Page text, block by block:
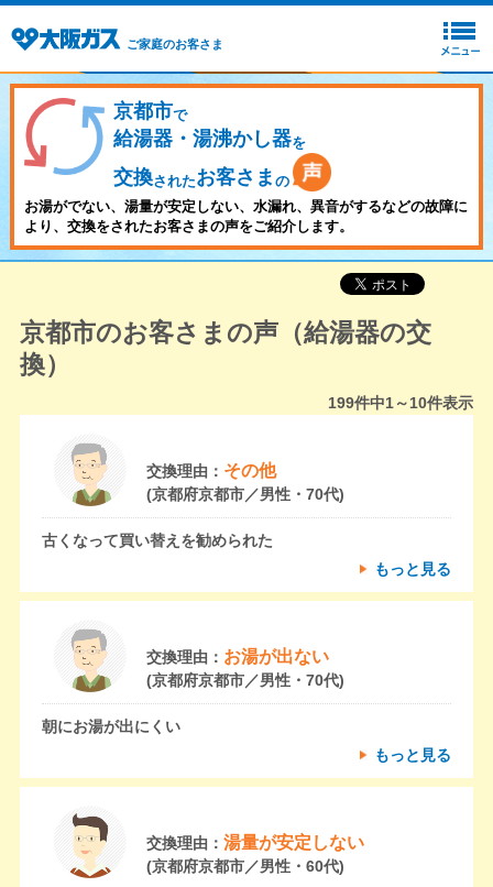
ご家庭のお客さま
京都市で
給湯器・湯沸かし器を
交換されたお客さま の
お湯がでない、湯量が安定しない、水漏れ、異音がするなどの故障に
より、交換をされたお客さまの声をご紹介します。
京都市のお客さまの声（給湯器の交
換）
199件中1～10件表示
交換理由： その他
(京都府京都市／男性・70代)
古くなって買い替えを勧められた
もっと見る
交換理由： お湯が出ない
(京都府京都市／男性・70代)
朝にお湯が出にくい
もっと見る
交換理由： 湯量が安定しない
(京都府京都市／男性・60代)